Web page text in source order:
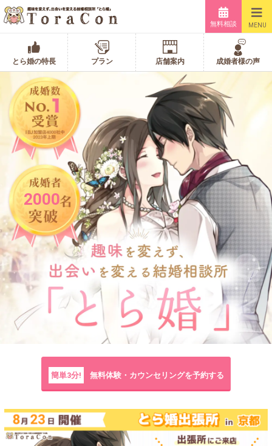
無料相談 MENU
とら婚の特長 プラン 店舗案内 成婚者様の声
2000
簡単3分! 無料体験・カウンセリングを予約する